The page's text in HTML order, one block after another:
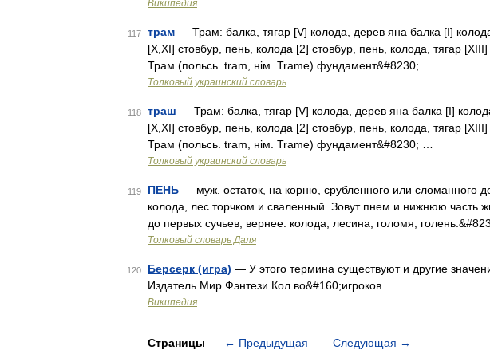
Википедия
117 трам — Трам: балка, тягар [V] колода, дерев яна балка [I]
[X,XI] стовбур, пень, колода [2] стовбур, пень, колода, тягар
Трам (польсь. tram, нім. Trame) фундамент&#8230; …
Толковый украинский словарь
118 траш — Трам: балка, тягар [V] колода, дерев яна балка [I]
[X,XI] стовбур, пень, колода [2] стовбур, пень, колода, тягар
Трам (польсь. tram, нім. Trame) фундамент&#8230; …
Толковый украинский словарь
119 ПЕНЬ — муж. остаток, на корню, срубленного или сломанного
колода, лес торчком и сваленный. Зовут пнем и нижнюю часть
до первых сучьев; вернее: колода, лесина, голомя,
Толковый словарь Даля
120 Берсерк (игра) — У этого термина существуют и другие
Издатель Мир Фэнтези Кол во&#160;игроков …
Википедия
Страницы ← Предыдущая Следующая →